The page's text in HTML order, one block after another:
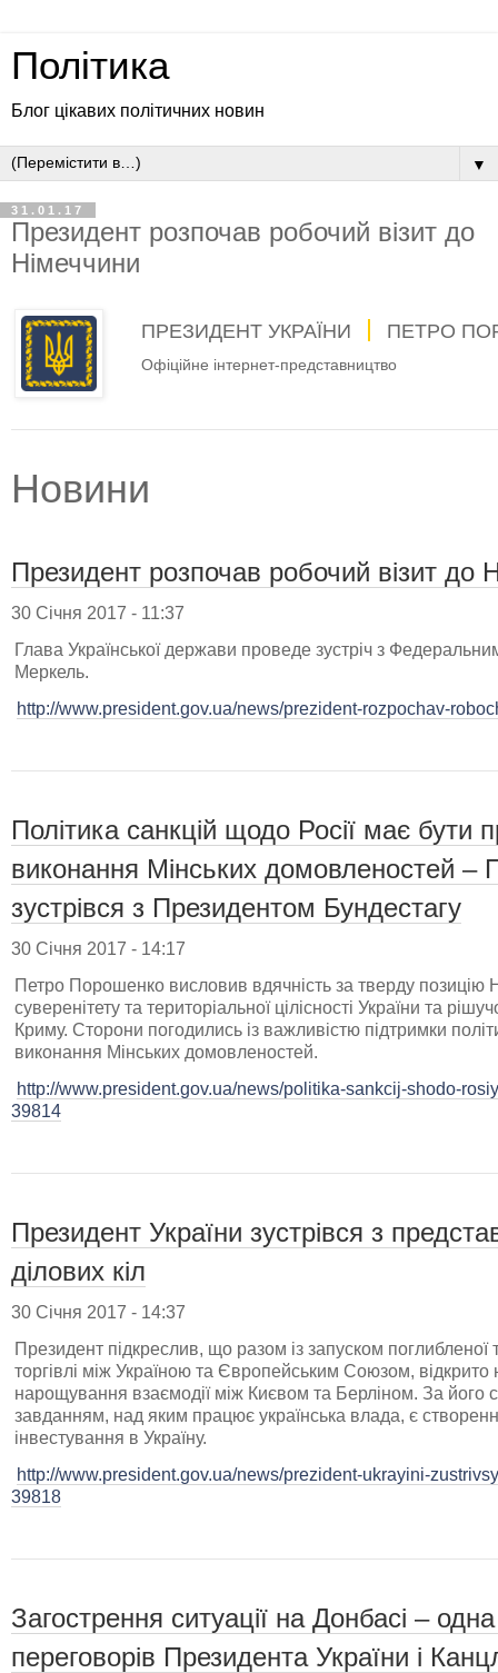
Політика
Блог цікавих політичних новин
▼
31.01.17
Президент розпочав робочий візит до
Німеччини
ПРЕЗИДЕНТ УКРАЇНИ ПЕТРО
Офіційне інтернет-представництво
Новини
Президент розпочав робочий візит до
30 Січня 2017 - 11:37
Глава Української держави проведе зустріч з
Меркель.
http://www.president.gov.ua/news/prezident-rozpochav-
Політика санкцій щодо Росії має бути
виконання Мінських домовленостей –
зустрівся з Президентом Бундестагу
30 Січня 2017 - 14:17
Петро Порошенко висловив вдячність за тверду
суверенітету та територіальної цілісності України та
Криму. Сторони погодились із важливістю підтримки
виконання Мінських домовленостей.
http://www.president.gov.ua/news/politika-sankcij-shodo-
39814
Президент України зустрівся з
ділових кіл
30 Січня 2017 - 14:37
Президент підкреслив, що разом із запуском поглибленої
торгівлі між Україною та Європейським Союзом, відкрито
нарощування взаємодії між Києвом та Берліном. За
завданням, над яким працює українська влада, є
інвестування в Україну.
http://www.president.gov.ua/news/prezident-ukrayini-
39818
Загострення ситуації на Донбасі –
переговорів Президента України і